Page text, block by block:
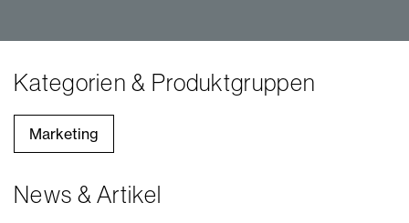
Kategorien & Produktgruppen
Marketing
News & Artikel